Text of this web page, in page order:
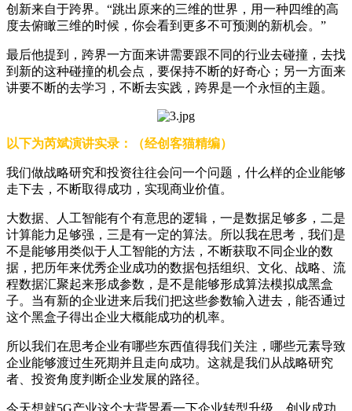
创新来自于跨界。“跳出原来的三维的世界，用一种四维的高
度去俯瞰三维的时候，你会看到更多不可预测的新机会。”
最后他提到，跨界一方面来讲需要跟不同的行业去碰撞，去找
到新的这种碰撞的机会点，要保持不断的好奇心；另一方面来
讲要不断的去学习，不断去实践，跨界是一个永恒的主题。
以下为芮斌演讲实录：（经创客猫精编）
我们做战略研究和投资往往会问一个问题，什么样的企业能够
走下去，不断取得成功，实现商业价值。
大数据、人工智能有个有意思的逻辑，一是数据足够多，二是
计算能力足够强，三是有一定的算法。所以我在思考，我们是
不是能够用类似于人工智能的方法，不断获取不同企业的数
据，把历年来优秀企业成功的数据包括组织、文化、战略、流
程数据汇聚起来形成参数，是不是能够形成算法模拟成黑盒
子。当有新的企业进来后我们把这些参数输入进去，能否通过
这个黑盒子得出企业大概能成功的机率。
所以我们在思考企业有哪些东西值得我们关注，哪些元素导致
企业能够渡过生死期并且走向成功。这就是我们从战略研究
者、投资角度判断企业发展的路径。
今天想就5G产业这个大背景看一下企业转型升级、创业成功